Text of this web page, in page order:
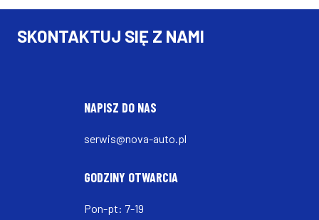
SKONTAKTUJ SIĘ Z NAMI
NAPISZ DO NAS
serwis@nova-auto.pl
GODZINY OTWARCIA
Pon-pt: 7-19